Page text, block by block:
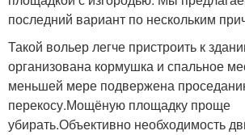
последний вариант по нескольким
Такой вольер легче пристроить к
организована кормушка и спальное
меньшей мере подвержена
перекосу.Мощёную площадку проще
убирать.Объективно необходимость